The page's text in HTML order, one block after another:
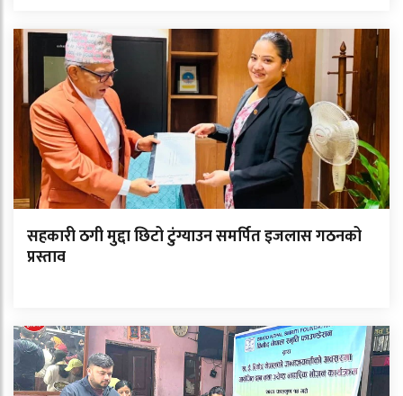
सहकारी ठगी मुद्दा छिटो टुंग्याउन समर्पित इजलास गठनको
प्रस्ताव